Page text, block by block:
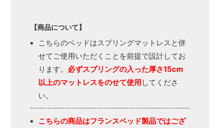
【商品について】
こちらのベッドはスプリングマットレスと併
せてご使用いただくことを前提で設計してお
ります。 必ずスプリングの入った厚さ15cm
以上のマットレスをのせて使用 してくださ
い。
こちらの商品はフランスベッド製品ではござ